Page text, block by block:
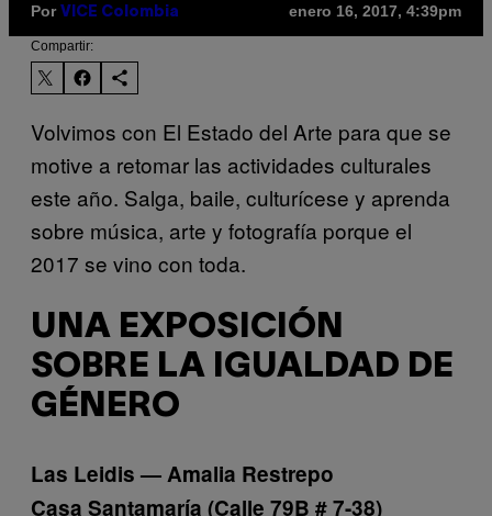
Por VICE Colombia enero 16, 2017, 4:39pm
Compartir:
Volvimos con El Estado del Arte para que se
motive a retomar las actividades culturales
este año. Salga, baile, culturícese y aprenda
sobre música, arte y fotografía porque el
2017 se vino con toda.
UNA EXPOSICIÓN
SOBRE LA IGUALDAD DE
GÉNERO
Las Leidis — Amalia Restrepo
Casa Santamaría (Calle 79B # 7-38)